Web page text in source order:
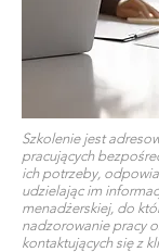
Szkolenie jest
pracujących
ich potrzeby,
udzielając im
menadżerskiej, do
nadzorowanie pracy
kontaktujących się z